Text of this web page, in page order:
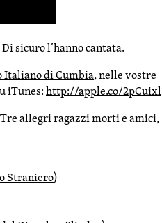
sicuro l’hanno cantata.
di Cumbia, nelle vostre
iTunes:http://apple.co/2pCuixl
Tre allegri ragazzi morti e amici,
Straniero)